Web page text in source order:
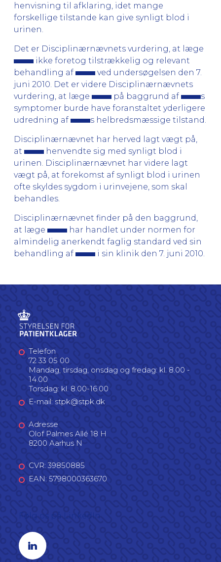
henvisning til afklaring, idet mange
forskellige tilstande kan give synligt blod i
urinen.
Det er Disciplinærnævnets vurdering, at læge
ikke foretog tilstrækkelig og relevant
behandling af
ved undersøgelsen den 7.
juni 2010. Det er videre Disciplinærnævnets
vurdering, at læge
på baggrund af
s
symptomer burde have foranstaltet yderligere
udredning af
s helbredsmæssige tilstand.
Disciplinærnævnet har herved lagt vægt på,
at
henvendte sig med synligt blod i
urinen. Disciplinærnævnet har videre lagt
vægt på, at forekomst af synligt blod i urinen
ofte skyldes sygdom i urinvejene, som skal
behandles.
Disciplinærnævnet finder på den baggrund,
at læge
har handlet under normen for
almindelig anerkendt faglig standard ved sin
behandling af
i sin klinik den 7. juni 2010.
Telefon
72 33 05 00
Mandag, tirsdag, onsdag og fredag: kl. 8.00 -
14.00
Torsdag: kl. 8.00-16.00
E-mail: stpk@stpk.dk
Adresse
Olof Palmes Allé 18 H
8200 Aarhus N
CVR: 39850885
EAN: 5798000363670
Linkedin profil